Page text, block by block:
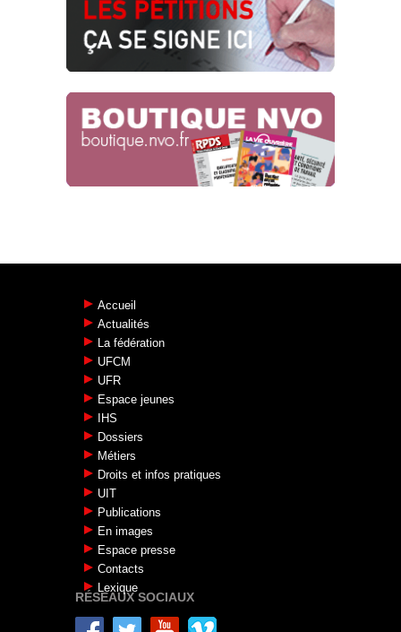
UNE GRILLE UNIQUE POUR TOUS !
Tract n°2 de la campagne salaire
25.04.2024
L’ÉTHIQUE, TACTIQUE
SYSTÉMATIQUE !
Risques psycho-sociaux
22.04.2024
Accueil
Actualités
La fédération
UFCM
UFR
Espace jeunes
IHS
Dossiers
Métiers
Droits et infos pratiques
UIT
Publications
En images
Espace presse
Contacts
Lexique
RÉSEAUX SOCIAUX